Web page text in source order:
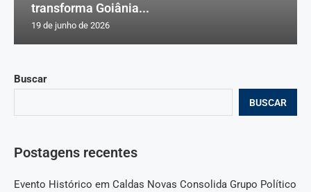
Buscar
BUSCAR
Postagens recentes
Evento Histórico em Caldas Novas Consolida Grupo Político
transforma Goiânia...
19 de junho de 2026